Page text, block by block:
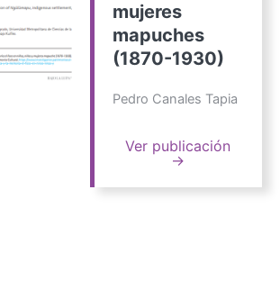
mujeres
mapuches
(1870-1930)
Pedro Canales Tapia
Ver publicación
→